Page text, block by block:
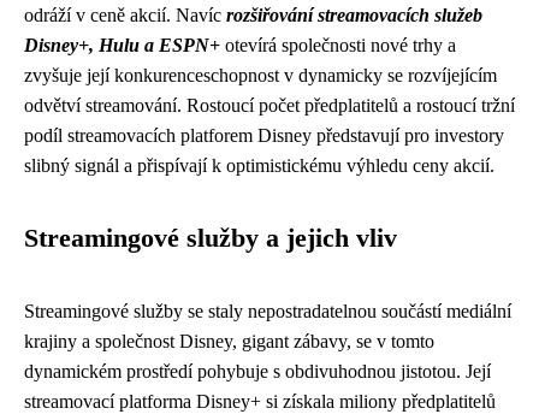
odráží v ceně akcií. Navíc rozšiřování streamovacích služeb
Disney+, Hulu a ESPN+ otevírá společnosti nové trhy a
zvyšuje její konkurenceschopnost v dynamicky se rozvíjejícím
odvětví streamování. Rostoucí počet předplatitelů a rostoucí tržní
podíl streamovacích platforem Disney představují pro investory
slibný signál a přispívají k optimistickému výhledu ceny akcií.
Streamingové služby a jejich vliv
Streamingové služby se staly nepostradatelnou součástí mediální
krajiny a společnost Disney, gigant zábavy, se v tomto
dynamickém prostředí pohybuje s obdivuhodnou jistotou. Její
streamovací platforma Disney+ si získala miliony předplatitelů